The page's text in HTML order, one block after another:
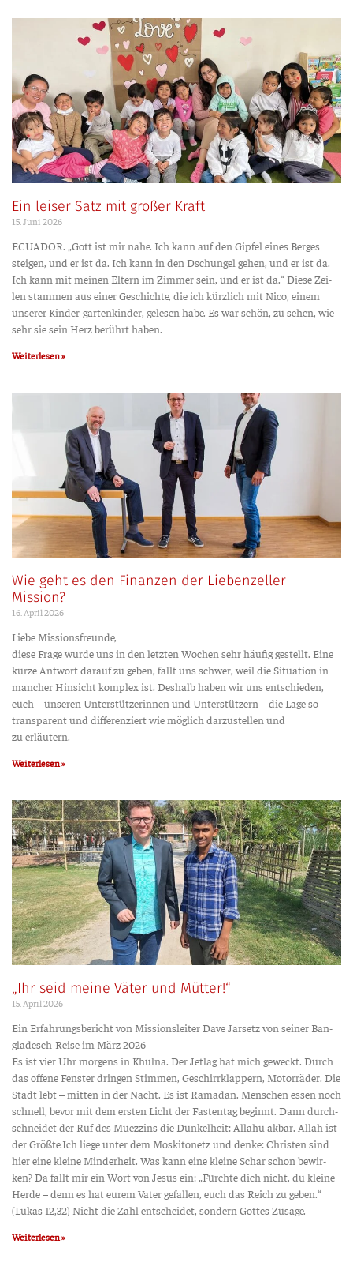
Ein leiser Satz mit großer Kraft
15. Juni 2026
ECUADOR. „Gott ist mir nahe. Ich kann auf den Gip­fel eines Ber­ges
stei­gen, und er ist da. Ich kann in den Dschun­gel gehen, und er ist da.
Ich kann mit mei­nen Eltern im Zim­mer sein, und er ist da.“ Die­se Zei­
len stam­men aus einer Geschich­te, die ich kürz­lich mit Nico, einem
unse­rer Kin­­der-gar­­ten­kin­­der, gele­sen habe. Es war schön, zu sehen, wie
sehr sie sein Herz berührt haben.
Weiterlesen »
Wie geht es den Finanzen der Liebenzeller
Mission?
16. April 2026
Lie­be Missionsfreunde,
die­se Fra­ge wur­de uns in den letz­ten Wochen sehr häu­fig gestellt. Eine
kur­ze Ant­wort dar­auf zu geben, fällt uns schwer, weil die Situa­ti­on in
man­cher Hin­sicht kom­plex ist. Des­halb haben wir uns ent­schie­den,
euch – unse­ren Unter­stüt­ze­rin­nen und Unter­stüt­zern – die Lage so
trans­pa­rent und dif­fe­ren­ziert wie mög­lich dar­zu­stel­len und
zu erläutern.
Weiterlesen »
„Ihr seid meine Väter und Mütter!“
15. April 2026
Ein Erfah­rungs­be­richt von Mis­si­ons­lei­ter Dave Jar­setz von sei­ner Ban­­
gla­­desch-Rei­­se im März 2026
Es ist vier Uhr mor­gens in Khul­na. Der Jet­lag hat mich geweckt. Durch
das offe­ne Fens­ter drin­gen Stim­men, Geschirr­klap­pern, Motor­rä­der. Die
Stadt lebt – mit­ten in der Nacht. Es ist Rama­dan. Men­schen essen noch
schnell, bevor mit dem ers­ten Licht der Fas­ten­tag beginnt. Dann durch­
schnei­det der Ruf des Muez­zins die Dun­kel­heit: Alla­hu akbar. Allah ist
der Größte.Ich lie­ge unter dem Mos­ki­to­netz und den­ke: Chris­ten sind
hier eine klei­ne Min­der­heit. Was kann eine klei­ne Schar schon bewir­
ken? Da fällt mir ein Wort von Jesus ein: „Fürch­te dich nicht, du klei­ne
Her­de – denn es hat eurem Vater gefal­len, euch das Reich zu geben.“
(Lukas 12,32) Nicht die Zahl ent­schei­det, son­dern Got­tes Zusage.
Weiterlesen »
Sei­
te
Sei­
te
Sei­
te
Sei­
te
Sei­